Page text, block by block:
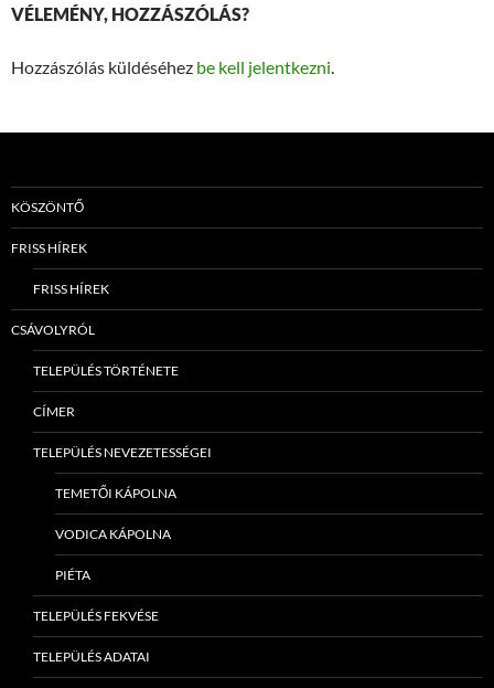
VÉLEMÉNY, HOZZÁSZÓLÁS?
Hozzászólás küldéséhez be kell jelentkezni.
KÖSZÖNTŐ
FRISS HÍREK
FRISS HÍREK
CSÁVOLYRÓL
TELEPÜLÉS TÖRTÉNETE
CÍMER
TELEPÜLÉS NEVEZETESSÉGEI
TEMETŐI KÁPOLNA
VODICA KÁPOLNA
PIÉTA
TELEPÜLÉS FEKVÉSE
TELEPÜLÉS ADATAI